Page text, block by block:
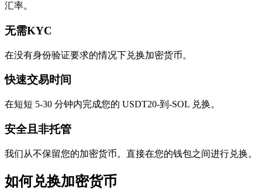
汇率。
无需KYC
在没有身份验证要求的情况下兑换加密货币。
快速交易时间
在短短 5-30 分钟内完成您的 USDT20-到-SOL 兑换。
安全且非托管
我们从不保留您的加密货币。直接在您的钱包之间进行兑换。
如何兑换加密货币